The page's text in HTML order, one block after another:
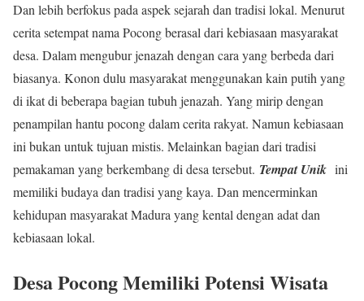
Dan lebih berfokus pada aspek sejarah dan tradisi lokal. Menurut
cerita setempat nama Pocong berasal dari kebiasaan masyarakat
desa. Dalam mengubur jenazah dengan cara yang berbeda dari
biasanya. Konon dulu masyarakat menggunakan kain putih yang
di ikat di beberapa bagian tubuh jenazah. Yang mirip dengan
penampilan hantu pocong dalam cerita rakyat. Namun kebiasaan
ini bukan untuk tujuan mistis. Melainkan bagian dari tradisi
pemakaman yang berkembang di desa tersebut. Tempat Unik ini
memiliki budaya dan tradisi yang kaya. Dan mencerminkan
kehidupan masyarakat Madura yang kental dengan adat dan
kebiasaan lokal.
Desa Pocong Memiliki Potensi Wisata